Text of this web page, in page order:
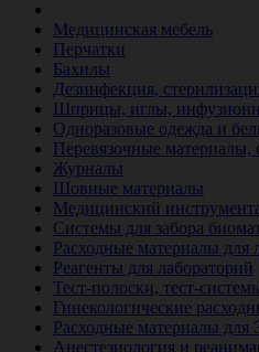
Медицинская мебель
Перчатки
Бахилы
Дезинфекция,
Шприцы, иглы,
Одноразовые одежда и
Перевязочные материалы,
Журналы
Шовные материалы
Медицинский
Системы для забора
Расходные материалы для
Реагенты для лабораторий
Тест-полоски, тест-
Гинекологические
Расходные материалы
Анестезиология и